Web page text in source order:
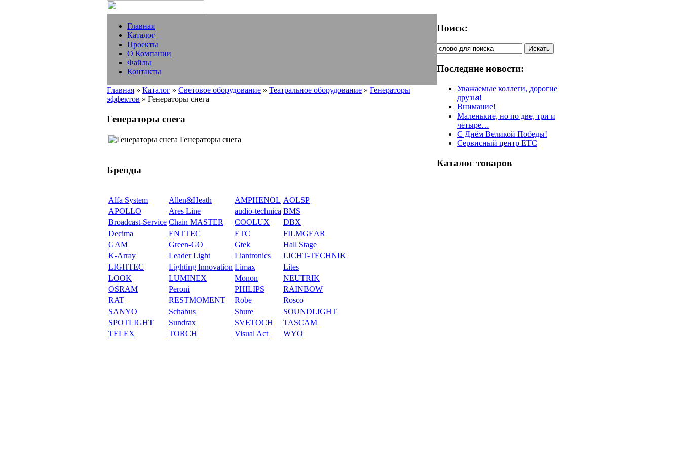
Главная
Каталог
Проекты
О Компании
Файлы
Контакты
Главная » Каталог » Световое оборудование » Театральное оборудование » Генераторы
эффектов » Генераторы снега
Генераторы снега
Генераторы снега
Бренды
Alfa System Allen&Heath AMPHENOL AOLSP
APOLLO
Ares Line audio-technica BMS
Broadcast-Service Chain MASTER COOLUX
DBX
Decima
ENTTEC ETC
FILMGEAR
GAM
Green-GO Gtek
Hall Stage
K-Array
Leader Light Liantronics
LICHT-TECHNIK
LIGHTEC
Lighting Innovation Limax
Lites
LOOK
LUMINEX Monon
NEUTRIK
OSRAM
Peroni PHILIPS
RAINBOW
RAT
RESTMOMENT Robe
Rosco
SANYO
Schabus Shure
SOUNDLIGHT
SPOTLIGHT
Sundrax SVETOCH
TASCAM
TELEX
TORCH Visual Act WYO
Поиск:
Последние новости:
Уважаемые коллеги, дорогие
друзья!
Внимание!
Маленькие, но по две, три и
четыре…
С Днём Великой Победы!
Сервисный центр ETC
Каталог товаров